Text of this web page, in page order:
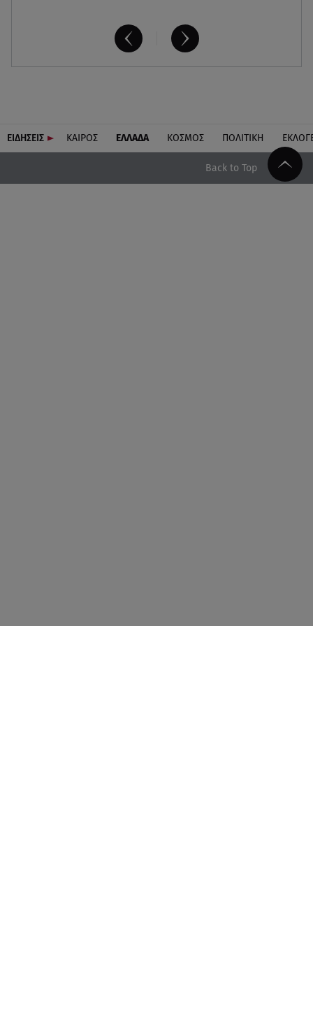
ΕΙΔΗΣΕΙΣ ΚΑΙΡΟΣ ΕΛΛΑΔΑ ΚΟΣΜΟΣ ΠΟΛΙΤΙΚΗ
Back to Top